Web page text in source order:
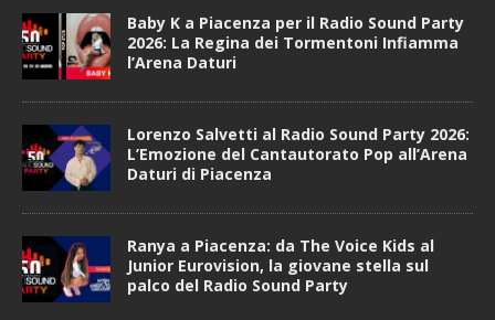
Baby K a Piacenza per il Radio Sound Party
2026: La Regina dei Tormentoni Infiamma
l’Arena Daturi
Lorenzo Salvetti al Radio Sound Party 2026:
L’Emozione del Cantautorato Pop all’Arena
Daturi di Piacenza
Ranya a Piacenza: da The Voice Kids al
Junior Eurovision, la giovane stella sul
palco del Radio Sound Party